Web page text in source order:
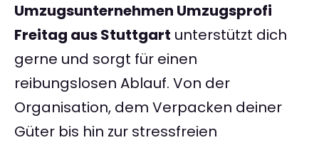
Umzugsunternehmen Umzugsprofi
Freitag aus Stuttgart unterstützt dich
gerne und sorgt für einen
reibungslosen Ablauf. Von der
Organisation, dem Verpacken deiner
Güter bis hin zur stressfreien